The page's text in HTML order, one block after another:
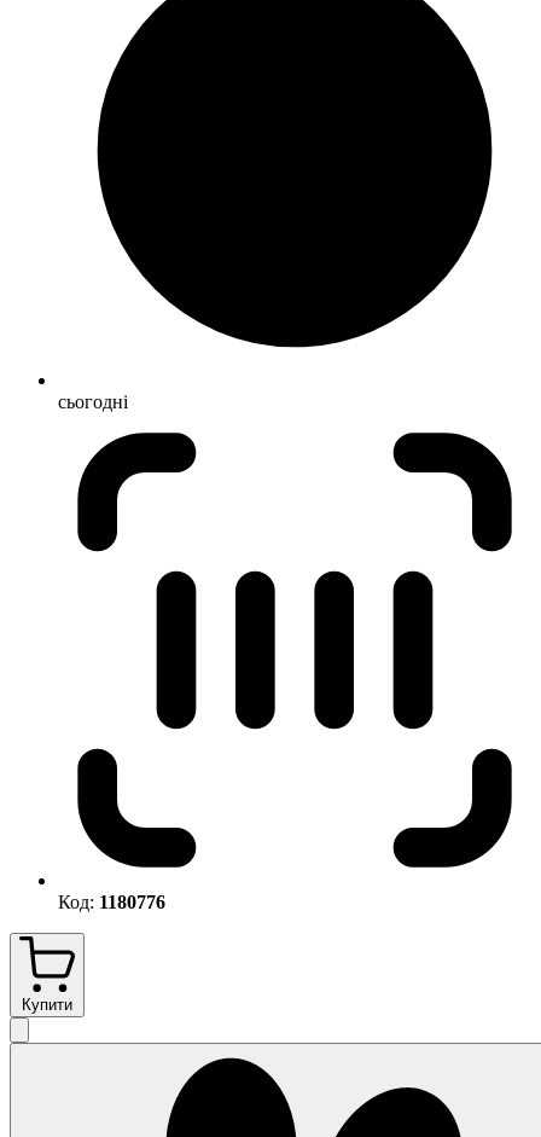
сьогодні
Код: 1180776
Купити